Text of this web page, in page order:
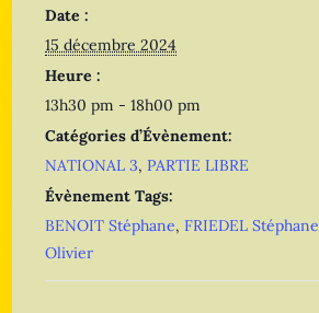
Date :
15 décembre 2024
Heure :
13h30 pm - 18h00 pm
Catégories d’Évènement:
NATIONAL 3,PARTIE LIBRE
Évènement Tags:
BENOIT Stéphane,FRIEDEL Stéphane
Olivier